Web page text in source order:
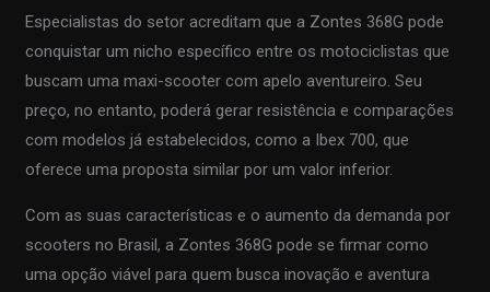
Especialistas do setor acreditam que a Zontes 368G pode
conquistar um nicho específico entre os motociclistas que
buscam uma maxi-scooter com apelo aventureiro. Seu
preço, no entanto, poderá gerar resistência e comparações
com modelos já estabelecidos, como a Ibex 700, que
oferece uma proposta similar por um valor inferior.
Com as suas características e o aumento da demanda por
scooters no Brasil, a Zontes 368G pode se firmar como
uma opção viável para quem busca inovação e aventura